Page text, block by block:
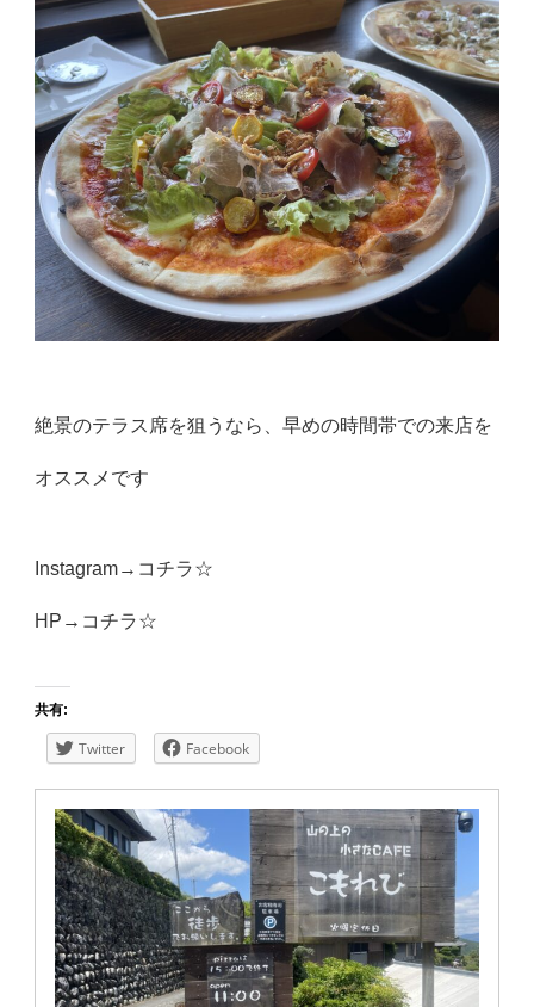
絶景のテラス席を狙うなら、早めの時間帯での来店を
オススメです
Instagram→ コチラ☆
HP→ コチラ☆
共有:
Twitter Facebook